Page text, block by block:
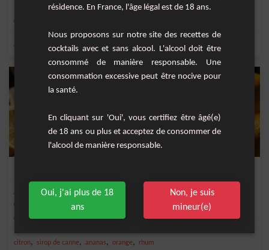
citron jus d'ananas, ananas ,orange, jus de citron vert
Ce cocktail est une fusion exquise de saveurs tropicales et d'arômes enivrants,
parfait...
Facile
citron, sirop de canne, ananas, orange, rhum
résidence. En France, l'âge légal est de 18 ans.
Nous proposons sur notre site des recettes de
cocktails avec et sans alcool. L'alcool doit être
consommé de manière responsable. Une
consommation excessive peut être nocive pour
la santé.
En cliquant sur 'Oui', vous certifiez être âgé(e)
de 18 ans ou plus et acceptez de consommer de
l'alcool de manière responsable.
Oui, j'ai plus de 18
ans
Non, je suis
mineur(e)